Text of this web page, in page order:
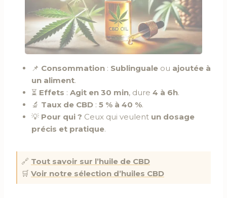
📌 Consommation : Sublinguale ou ajoutée à
un aliment.
⏳ Effets : Agit en 30 min, dure 4 à 6h.
🔬 Taux de CBD : 5 % à 40 %.
💡 Pour qui ? Ceux qui veulent un dosage
précis et pratique.
🔗 Tout savoir sur l’huile de CBD
🛒 Voir notre sélection d’huiles CBD